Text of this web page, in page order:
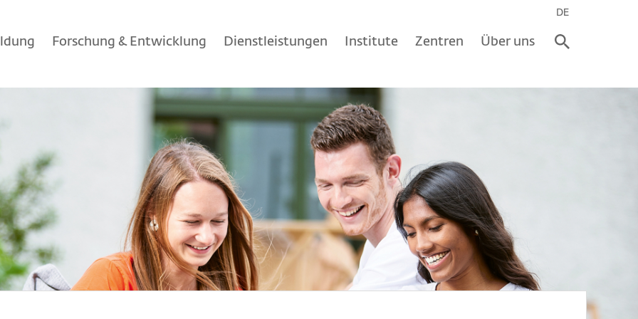
Forschung & Entwicklung Dienstleistungen Institute Zentren Über uns
DE